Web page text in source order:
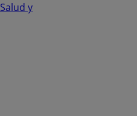
Salud y